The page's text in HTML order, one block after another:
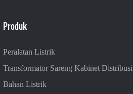
Produk
Peralatan Listrik
Transformator Sareng Kabinet Distribusi
Bahan Listrik